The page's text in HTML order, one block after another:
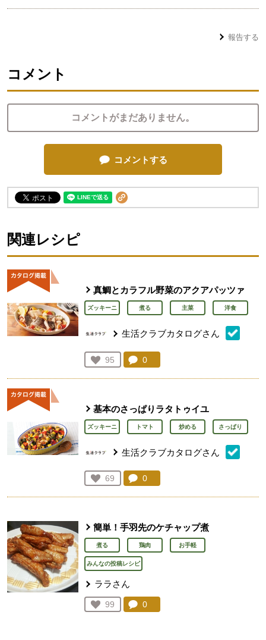
報告する
コメント
コメントがまだありません。
コメントする
関連レシピ
真鯛とカラフル野菜のアクアパッツァ
ズッキーニ 煮る 主菜 洋食
生活クラブカタログさん
お気に入り登録：
95
人が登録
コメント：
0
基本のさっぱりラタトゥイユ
ズッキーニ トマト 炒める さっぱり
生活クラブカタログさん
お気に入り登録：
69
人が登録
コメント：
0
簡単！手羽先のケチャップ煮
煮る 鶏肉 お手軽
みんなの投稿レシピ
ララさん
お気に入り登録：
99
人が登録
コメント：
0